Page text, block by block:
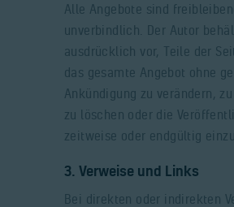
Alle Angebote sind
unverbindlich. Der Autor
ausdrücklich vor, Teile der
das gesamte Angebot ohne
Ankündigung zu verändern,
zu löschen oder die
zeitweise oder endgültig
3. Verweise und Links
Bei direkten oder indirekten